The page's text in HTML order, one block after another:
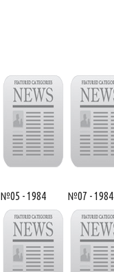
№05 - 1984 №07 - 1984